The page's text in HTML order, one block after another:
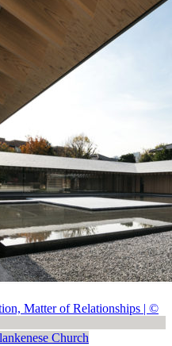
Church